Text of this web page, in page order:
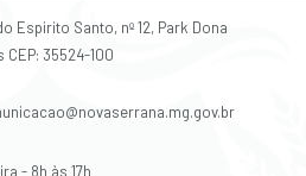
Espirito Santo, nº 12, Park Dona
CEP: 35524-100
- 8h às 17h